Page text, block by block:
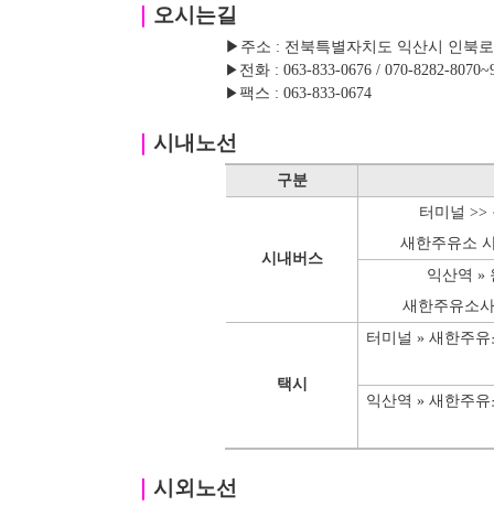
오시는길
▶주소 : 전북특별자치도 익산시 인북
▶ 전화 : 063-833-0676 / 070-8282-
▶ 팩스 : 063-833-0674
시내노선
구분
시내버스
터미널 >>
새한주유소
익산역 »
새한주유소
택시
터미널 » 새한주
익산역 » 새한주
시외노선